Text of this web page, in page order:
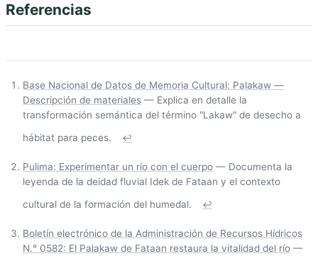
Referencias
Base Nacional de Datos de Memoria Cultural: Palakaw —
Descripción de materiales — Explica en detalle la
transformación semántica del término "Lakaw" de desecho a
hábitat para peces.
↩
Pulima: Experimentar un río con el cuerpo — Documenta la
leyenda de la deidad fluvial Idek de Fataan y el contexto
cultural de la formación del humedal.
↩
Boletín electrónico de la Administración de Recursos Hídricos
N.° 0582: El Palakaw de Fataan restaura la vitalidad del río —